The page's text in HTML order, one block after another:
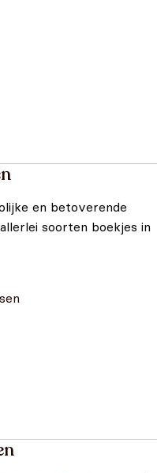
en betoverende
soorten boekjes in